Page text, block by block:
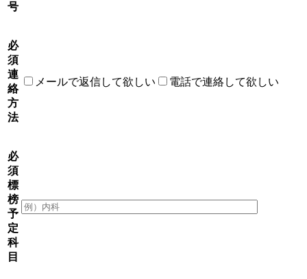
号
必
須
連
絡
方
法
メールで返信して欲しい 電話で連絡して欲しい
必
須
標
榜
予
定
科
目